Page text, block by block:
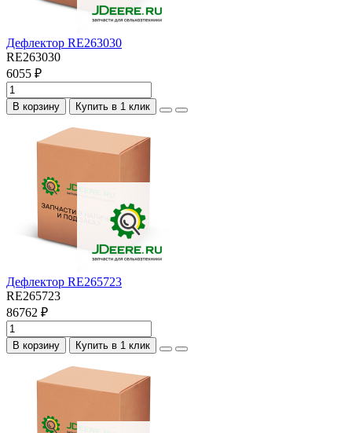
Дефлектор RE263030
RE263030
6055 ₽
В корзину Купить в 1 клик
Дефлектор RE265723
RE265723
86762 ₽
В корзину Купить в 1 клик